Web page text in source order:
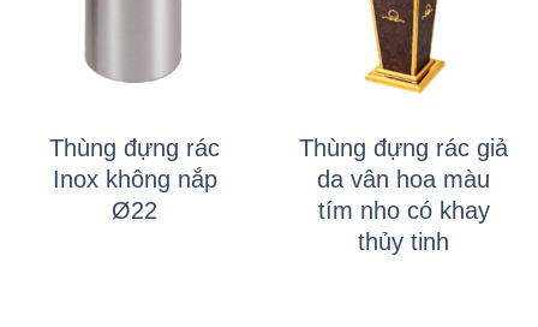
Thùng đựng rác
Inox không nắp
Ø22
Thùng đựng rác giả
da vân hoa màu
tím nho có khay
thủy tinh